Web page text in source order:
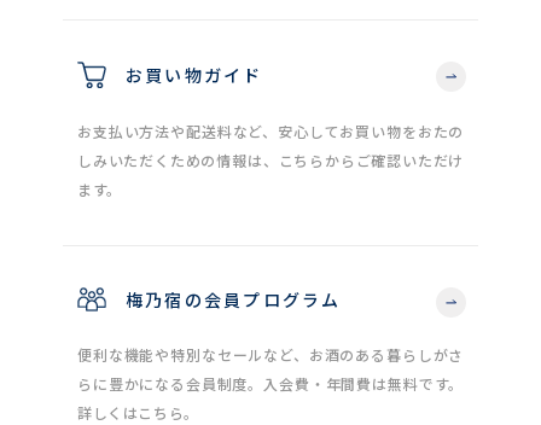
お買い物ガイド
お支払い方法や配送料など、安心してお買い物をおたの
しみいただくための情報は、こちらからご確認いただけ
ます。
梅乃宿の会員プログラム
便利な機能や特別なセールなど、お酒のある暮らしがさ
らに豊かになる会員制度。入会費・年間費は無料です。
詳しくはこちら。